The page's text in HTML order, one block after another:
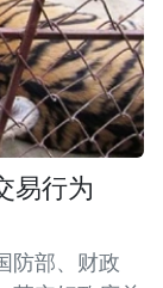
易行为
防部、财政